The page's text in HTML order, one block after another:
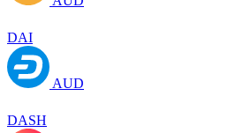
DAI
AUD
DASH